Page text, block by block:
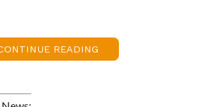
fragilidad".
donde Goic adelantó su
READING